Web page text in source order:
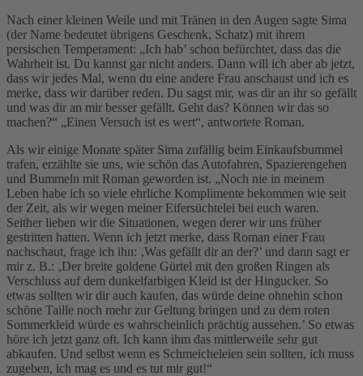
Nach einer kleinen Weile und mit Tränen in den Augen sagte Sima
(der Name bedeutet übrigens Geschenk, Schatz) mit ihrem
persischen Temperament: „Ich hab’ schon befürchtet, dass das die
Wahrheit ist. Du kannst gar nicht anders. Dann will ich aber ab jetzt,
dass wir jedes Mal, wenn du eine andere Frau anschaust und ich es
merke, dass wir darüber reden. Du sagst mir, was dir an ihr so gefällt
und was dir an mir besser gefällt. Geht das? Können wir das so
machen?“ „Einen Versuch ist es wert“, antwortete Roman.
Als wir einige Monate später Sima zufällig beim Einkaufsbummel
trafen, erzählte sie uns, wie schön das Autofahren, Spazierengehen
und Bummeln mit Roman geworden ist. „Noch nie in meinem
Leben habe ich so viele ehrliche Komplimente bekommen wie seit
der Zeit, als wir wegen meiner Eifersüchtelei bei euch waren.
Seither lieben wir die Situationen, wegen derer wir uns früher
gestritten hatten. Wenn ich jetzt merke, dass Roman einer Frau
nachschaut, frage ich ihn: ‚Was gefällt dir an der?’ und dann sagt er
mir z. B.: ‚Der breite goldene Gürtel mit den großen Ringen als
Verschluss auf dem dunkelfarbigen Kleid ist der Hingucker. So
etwas sollten wir dir auch kaufen, das würde deine ohnehin schon
schöne Taille noch mehr zur Geltung bringen und zu dem roten
Sommerkleid würde es wahrscheinlich prächtig aussehen.’ So etwas
höre ich jetzt ganz oft. Ich kann ihm das mittlerweile sehr gut
abkaufen. Und selbst wenn es Schmeicheleien sein sollten, ich muss
zugeben, ich mag es und es tut mir gut!“